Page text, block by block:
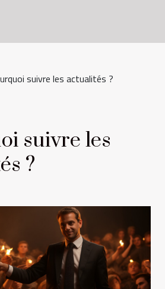
suivre les actualités ?
suivre les
?